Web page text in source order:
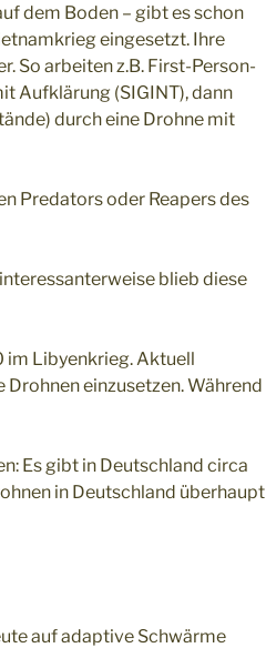
dem Boden – gibt es schon
eingesetzt. Ihre
So arbeiten z.B. First-Person-
Aufklärung (SIGINT), dann
durch eine Drohne mit
Predators oder Reapers des
blieb diese
im Libyenkrieg. Aktuell
einzusetzen. Während
Es gibt in Deutschland circa
in Deutschland überhaupt
auf adaptive Schwärme